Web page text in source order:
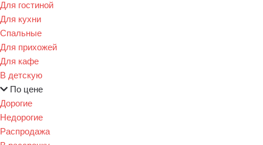
Для гостиной
Для кухни
Спальные
Для прихожей
Для кафе
В детскую
По цене
Дорогие
Недорогие
Распродажа